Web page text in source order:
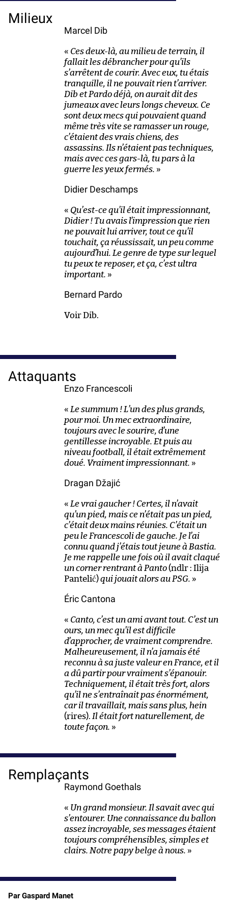
Milieux
Marcel Dib
« Ces deux-là, au milieu de terrain, il
fallait les débrancher pour qu’ils
s’arrêtent de courir. Avec eux, tu étais
tranquille, il ne pouvait rien t’arriver.
Dib et Pardo déjà, on aurait dit des
jumeaux avec leurs longs cheveux. Ce
sont deux mecs qui pouvaient quand
même très vite se ramasser un rouge,
c’étaient des vrais chiens, des
assassins. Ils n’étaient pas techniques,
mais avec ces gars-là, tu pars à la
guerre les yeux fermés. »
Didier Deschamps
« Qu’est-ce qu’il était impressionnant,
Didier ! Tu avais l’impression que rien
ne pouvait lui arriver, tout ce qu’il
touchait, ça réussissait, un peu comme
aujourd’hui. Le genre de type sur lequel
tu peux te reposer, et ça, c’est ultra
important. »
Bernard Pardo
Voir Dib.
Attaquants
Enzo Francescoli
« Le summum ! L’un des plus grands,
pour moi. Un mec extraordinaire,
toujours avec le sourire, d’une
gentillesse incroyable. Et puis au
niveau football, il était extrêmement
doué. Vraiment impressionnant. »
Dragan Džajić
« Le vrai gaucher ! Certes, il n’avait
qu’un pied, mais ce n’était pas un pied,
c’était deux mains réunies. C’était un
peu le Francescoli de gauche. Je l’ai
connu quand j’étais tout jeune à Bastia.
Je me rappelle une fois où il avait claqué
un corner rentrant à Panto(ndlr : Ilija
Pantelić)qui jouait alors au PSG. »
Éric Cantona
« Canto, c’est un ami avant tout. C’est un
ours, un mec qu’il est difficile
d’approcher, de vraiment comprendre.
Malheureusement, il n’a jamais été
reconnu à sa juste valeur en France, et il
a dû partir pour vraiment s’épanouir.
Techniquement, il était très fort, alors
qu’il ne s’entraînait pas énormément,
car il travaillait, mais sans plus, hein
(rires). Il était fort naturellement, de
toute façon. »
Remplaçants
Raymond Goethals
« Un grand monsieur. Il savait avec qui
s’entourer. Une connaissance du ballon
assez incroyable, ses messages étaient
toujours compréhensibles, simples et
clairs. Notre papy belge à nous. »
Par Gaspard Manet